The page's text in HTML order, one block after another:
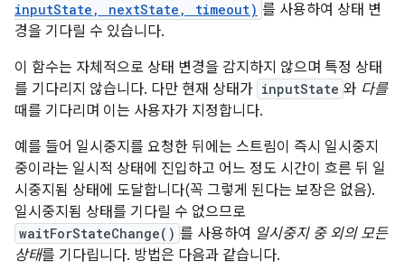
inputState, nextState, timeout) 를 사용하여 상태 변
경을 기다릴 수 있습니다.
이 함수는 자체적으로 상태 변경을 감지하지 않으며 특정 상태
를 기다리지 않습니다. 다만 현재 상태가 inputState 와 다를
때를 기다리며 이는 사용자가 지정합니다.
예를 들어 일시중지를 요청한 뒤에는 스트림이 즉시 일시중지
중이라는 일시적 상태에 진입하고 어느 정도 시간이 흐른 뒤 일
시중지됨 상태에 도달합니다(꼭 그렇게 된다는 보장은 없음).
일시중지됨 상태를 기다릴 수 없으므로
waitForStateChange() 를 사용하여 일시중지 중 외의 모든
상태를 기다립니다. 방법은 다음과 같습니다.